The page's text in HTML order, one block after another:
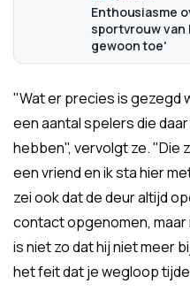
Enthousiasme
sportvrouw
gewoon toe'
"Wat er precies is gezegd
een aantal spelers die
hebben", vervolgt ze. "Die
een vriend en ik sta hier
zei ook dat de deur altijd
contact opgenomen,
is niet zo dat hij niet meer
het feit dat je wegloop